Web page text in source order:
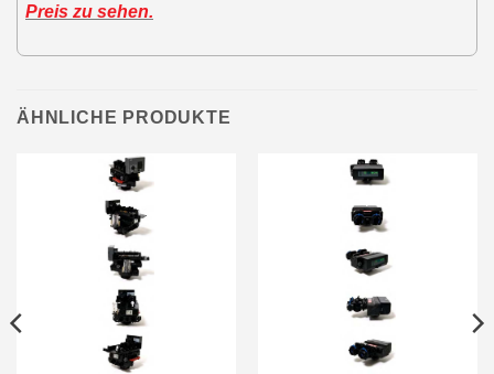
Preis zu sehen.
ÄHNLICHE PRODUKTE